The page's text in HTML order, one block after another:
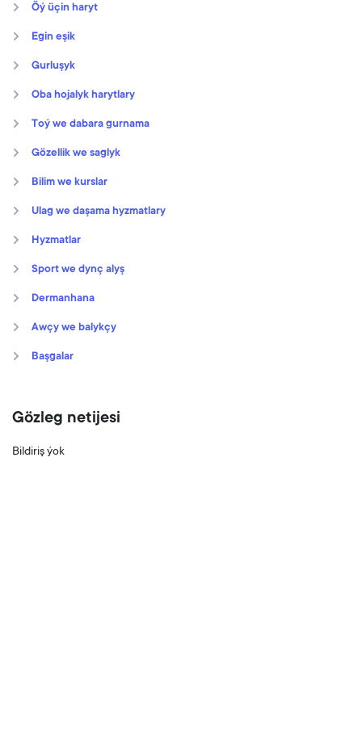
Öý üçin haryt
Egin eşik
Gurluşyk
Oba hojalyk harytlary
Toý we dabara gurnama
Gözellik we saglyk
Bilim we kurslar
Ulag we daşama hyzmatlary
Hyzmatlar
Sport we dynç alyş
Dermanhana
Awçy we balykçy
Başgalar
Gözleg netijesi
Bildiriş ýok